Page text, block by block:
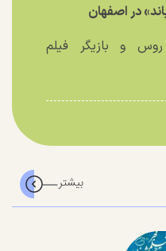
در اصفهان
روس و بازیگر فیلم